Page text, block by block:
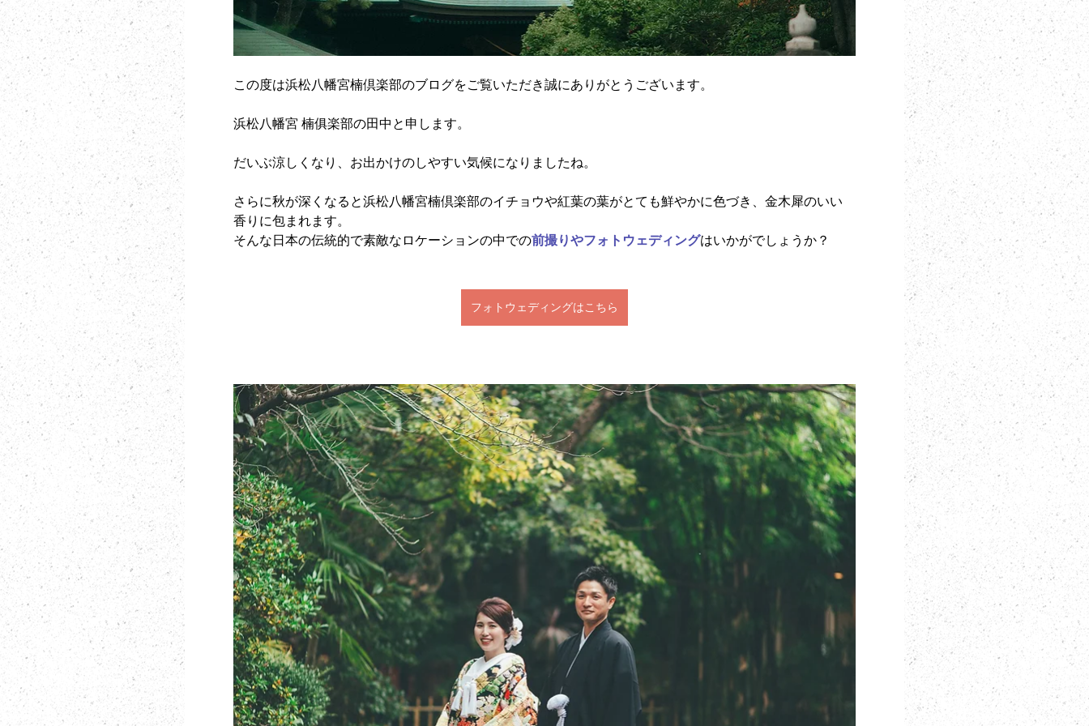
この度は浜松八幡宮楠倶楽部のブログをご覧いただき誠にありがとうございます。
浜松八幡宮 楠俱楽部の田中と申します。
だいぶ涼しくなり、お出かけのしやすい気候になりましたね。
さらに秋が深くなると浜松八幡宮楠倶楽部のイチョウや紅葉の葉がとても鮮やかに色づき、金木犀のいい
香りに包まれます。
そんな日本の伝統的で素敵なロケーションの中での前撮りやフォトウェディングはいかがでしょうか？
フォトウェディングはこちら